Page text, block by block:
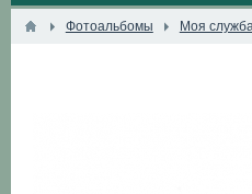
Фотоальбомы Моя